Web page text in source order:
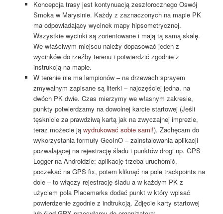
Koncepcja trasy jest kontynuacją zeszłorocznego Oswój
Smoka w Marysinie. Każdy z zaznaczonych na mapie PK
ma odpowiadający wycinek mapy hipsometrycznej.
Wszystkie wycinki są zorientowane i mają tą samą skalę.
We właściwym miejscu należy dopasować jeden z
wycinków do rzeźby terenu i potwierdzić zgodnie z
instrukcją na mapie.
W terenie nie ma lampionów – na drzewach sprayem
zmywalnym zapisane są literki – najczęściej jedna, na
dwóch PK dwie. Czas mierzymy we własnym zakresie,
punkty potwierdzamy na dowolnej karcie startowej (Jeśli
tęsknicie za prawdziwą kartą jak na zwyczajnej imprezie,
teraz możecie ją wydrukować sobie sami!). Zachęcam do
wykorzystania formuły GeoInO – zainstalowania aplikacji
pozwalającej na rejestrację śladu i punktów drogi np. GPS
Logger na Androidzie: aplikację trzeba uruchomić,
poczekać na GPS fix, potem kliknąć na pole trackpoints na
dole – to włączy rejestrację śladu a w każdym PK z
użyciem pola Placemarks dodać punkt w który wpisać
powierdzenie zgodnie z indtrukcją. Zdjęcie karty startowej